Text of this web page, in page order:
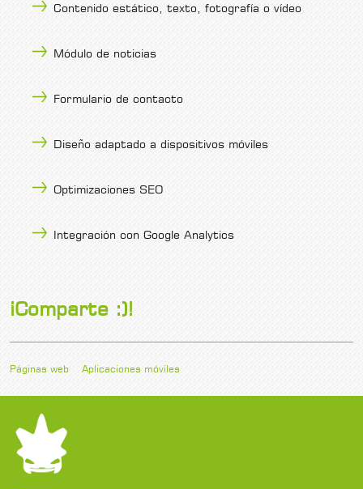
Contenido estático, texto, fotografía o vídeo
Módulo de noticias
Formulario de contacto
Diseño adaptado a dispositivos móviles
Optimizaciones SEO
Integración con Google Analytics
¡Comparte :)!
Páginas web Aplicaciones móviles